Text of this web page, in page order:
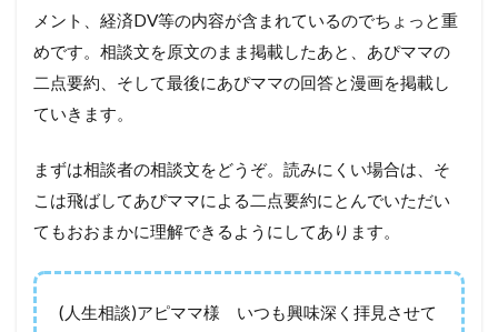
メント、経済DV等の内容が含まれているのでちょっと重
めです。相談文を原文のまま掲載したあと、あぴママの
二点要約、そして最後にあぴママの回答と漫画を掲載し
ていきます。
まずは相談者の相談文をどうぞ。読みにくい場合は、そ
こは飛ばしてあぴママによる二点要約にとんでいただい
てもおおまかに理解できるようにしてあります。
(人生相談)アピママ様 いつも興味深く拝見させて